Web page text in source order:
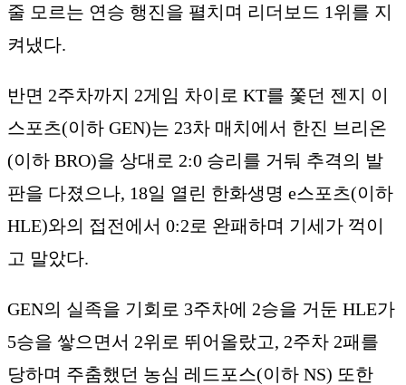
줄 모르는 연승 행진을 펼치며 리더보드 1위를 지
켜냈다.
반면 2주차까지 2게임 차이로 KT를 쫓던 젠지 이
스포츠(이하 GEN)는 23차 매치에서 한진 브리온
(이하 BRO)을 상대로 2:0 승리를 거둬 추격의 발
판을 다졌으나, 18일 열린 한화생명 e스포츠(이하
HLE)와의 접전에서 0:2로 완패하며 기세가 꺽이
고 말았다.
GEN의 실족을 기회로 3주차에 2승을 거둔 HLE가
5승을 쌓으면서 2위로 뛰어올랐고, 2주차 2패를
당하며 주춤했던 농심 레드포스(이하 NS) 또한